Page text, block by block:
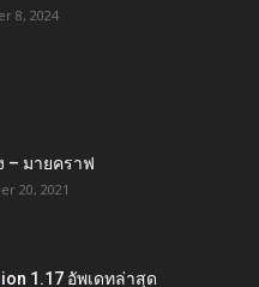
8, 2024
– มายคราฟ
20, 2021
1.17 อัพเดทล่าสุด